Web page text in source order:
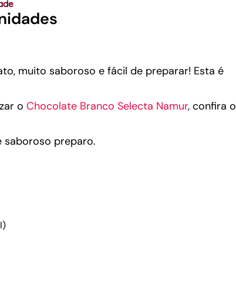
muito saboroso e fácil de preparar! Esta é
o Chocolate Branco Selecta Namur, confira o
saboroso preparo.